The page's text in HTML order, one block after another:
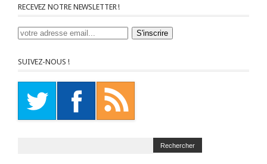
RECEVEZ NOTRE NEWSLETTER !
SUIVEZ-NOUS !